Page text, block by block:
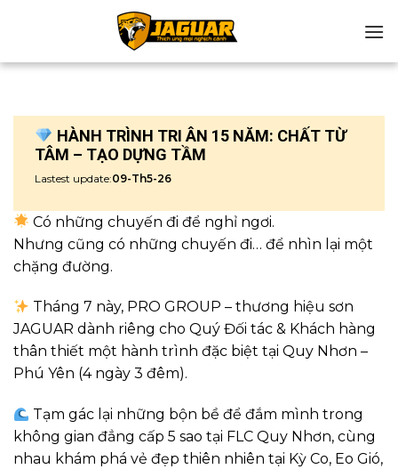
HÀNH TRÌNH TRI ÂN 15 NĂM: CHẤT TỪ
TÂM – TẠO DỰNG TẦM
Lastest update:09-Th5-26
Có những chuyến đi để nghỉ ngơi.
Nhưng cũng có những chuyến đi… để nhìn lại một
chặng đường.
Tháng 7 này, PRO GROUP – thương hiệu sơn
JAGUAR dành riêng cho Quý Đối tác & Khách hàng
thân thiết một hành trình đặc biệt tại Quy Nhơn –
Phú Yên (4 ngày 3 đêm).
Tạm gác lại những bộn bề để đắm mình trong
không gian đẳng cấp 5 sao tại FLC Quy Nhơn, cùng
nhau khám phá vẻ đẹp thiên nhiên tại Kỳ Co, Eo Gió,